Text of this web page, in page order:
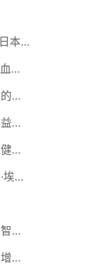
世卫组织、联合国开发计划署和日本在加纳启动人工智能健康计划 应对气候敏感性疾病并加强医疗服务
专家解读：开始规律运动后你的血压会发生什么变化
专家解析：开始规律运动后，你的血压会发生什么变化
专家称姜黄的抗氧化能力可能有益心脏健康
专家称：数据中心噪音影响广泛健康问题
专家心脏病学家解释克里斯蒂安·埃里克森为丹麦队晕倒的原因
专家分享如何防范医疗领域人工智能的负面影响
不规律睡眠习惯与大脑组织损伤增加相关